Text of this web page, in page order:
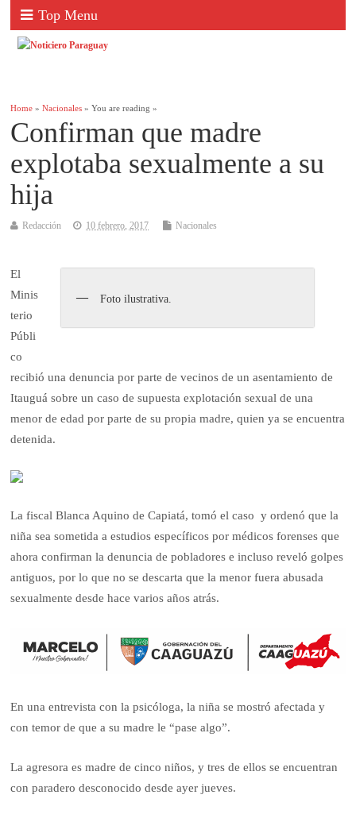
Top Menu
Home »Nacionales » You are reading »
Confirman que madre
explotaba sexualmente a su
hija
Redacción 10 febrero, 2017 Nacionales
Foto ilustrativa.
El
Minis
terio
Públi
co
recibió una denuncia por parte de vecinos de un asentamiento de
Itauguá sobre un caso de supuesta explotación sexual de una
menor de edad por parte de su propia madre, quien ya se encuentra
detenida.
La fiscal Blanca Aquino de Capiatá, tomó el caso y ordenó que la
niña sea sometida a estudios específicos por médicos forenses que
ahora confirman la denuncia de pobladores e incluso reveló golpes
antiguos, por lo que no se descarta que la menor fuera abusada
sexualmente desde hace varios años atrás.
En una entrevista con la psicóloga, la niña se mostró afectada y
con temor de que a su madre le “pase algo”.
La agresora es madre de cinco niños, y tres de ellos se encuentran
con paradero desconocido desde ayer jueves.